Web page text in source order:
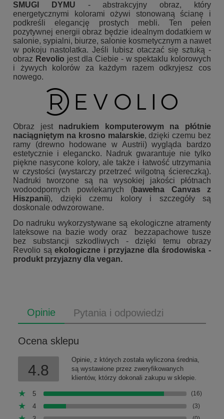
SMUGI DYMU - abstrakcyjny obraz, który
energetycznymi kolorami ożywi stonowaną ścianę i
podkreśli elegancję prostych mebli. Ten pełen
pozytywnej energii obraz będzie idealnym dodatkiem w
salonie, sypialni, biurze, salonie kosmetycznym a nawet
w pokoju nastolatka. Jeśli lubisz otaczać się sztuką -
obraz Revolio jest dla Ciebie - w spektaklu kolorowych
i żywych kolorów za każdym razem odkryjesz cos
nowego.
Obraz jest nadrukiem komputerowym na płótnie
naciągniętym na krosno malarskie, dzięki czemu bez
ramy (drewno hodowane w Austrii) wygląda bardzo
estetycznie i elegancko. Nadruk gwarantuje nie tylko
piękne nasycone kolory, ale także i łatwość utrzymania
w czystości (wystarczy przetrzeć wilgotną ściereczką).
Nadruki tworzone są na wysokiej jakości płótnach
wodoodpornych powlekanych ( bawełna Canvas z
Hiszpanii), dzięki czemu kolory i szczegóły są
doskonale odwzorowane.
Do nadruku wykorzystywane są ekologiczne atramenty
lateksowe na bazie wody oraz bezzapachowe tusze
bez substancji szkodliwych - dzięki temu obrazy
Revolio sąekologiczne i przyjazne dla środowiska -
produkt przyjazny dla vegan.
Opinie Pytania i odpowiedzi
Ocena sklepu
4.8
Opinie, z których została wyliczona średnia,
są wystawione przez zweryfikowanych
klientów, którzy dokonali zakupu w sklepie.
5 (16)
4 (3)